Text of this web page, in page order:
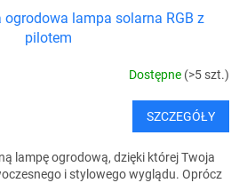
ogrodowa lampa solarna RGB z
pilotem
Dostępne (>5 szt.)
SZCZEGÓŁY
lampę ogrodową, dzięki której Twoja
i stylowego wyglądu. Oprócz